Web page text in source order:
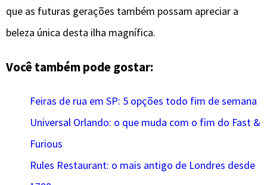
que as futuras gerações também possam apreciar a
beleza única desta ilha magnífica.
Você também pode gostar:
Feiras de rua em SP: 5 opções todo fim de semana
Universal Orlando: o que muda com o fim do Fast &
Furious
Rules Restaurant: o mais antigo de Londres desde